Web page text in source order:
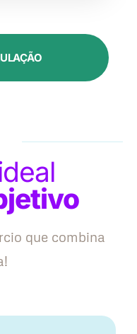
que combina